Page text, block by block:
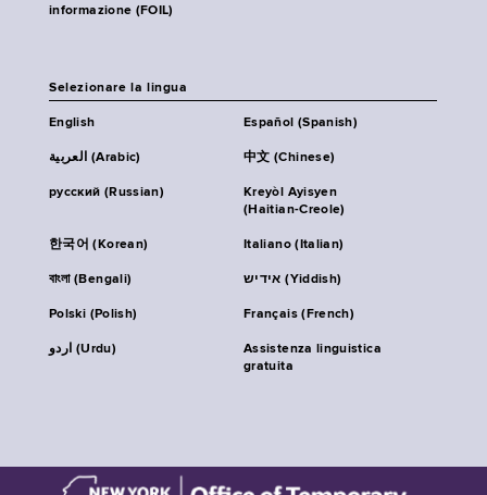
informazione (FOIL)
Selezionare la lingua
English Español (Spanish)
العربية (Arabic) 中文 (Chinese)
русский (Russian)
Kreyòl Ayisyen
(Haitian-Creole)
한국어 (Korean) Italiano (Italian)
বাংলা (Bengali) אידיש (Yiddish)
Polski (Polish) Français (French)
اردو (Urdu)
Assistenza linguistica
gratuita